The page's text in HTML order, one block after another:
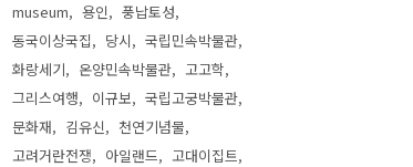
museum
용인
풍납토성
동국이상국집
당시
국립민속박물관
화랑세기
온양민속박물관
고고학
그리스여행
이규보
국립고궁박물관
문화재
김유신
천연기념물
고려거란전쟁
아일랜드
고대이집트